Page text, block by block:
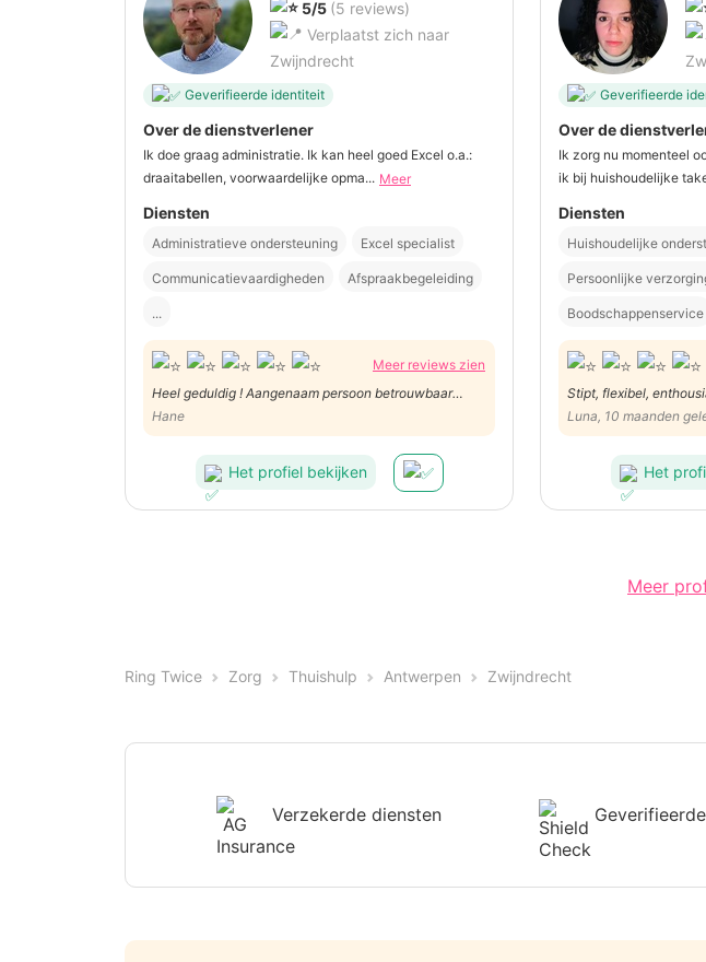
5/5 (5 reviews)
Verplaatst zich naar
Zwijndrecht
Geverifieerde identiteit
Over de dienstverlener
Ik doe graag administratie. Ik kan heel goed Excel o.a.:
draaitabellen, voorwaardelijke opma... Meer
Diensten
Administratieve ondersteuning Excel specialist
Communicatievaardigheden Afspraakbegeleiding
...
Meer reviews zien
Heel geduldig ! Aangenaam persoon betrouwbaar
vriendelijk
Hane
Het profiel bekijken
Geverifieerde
Over de
Ik zorg nu momenteel
ik bij huishoudelijke
Diensten
Huishoudelijke
Persoonlijke
Boodschappenservice
Stipt, flexibel,
Luna, 10 maanden
Het
Meer
Ring Twice Zorg Thuishulp Antwerpen Zwijndrecht
Verzekerde diensten